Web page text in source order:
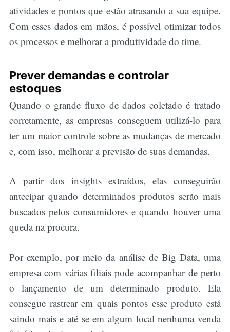
atividades e pontos que estão atrasando a sua equipe.
Com esses dados em mãos, é possível otimizar todos
os processos e melhorar a produtividade do time.
Prever demandas e controlar
estoques
Quando o grande fluxo de dados coletado é tratado
corretamente, as empresas conseguem utilizá-lo para
ter um maior controle sobre as mudanças de mercado
e, com isso, melhorar a previsão de suas demandas.
A partir dos insights extraídos, elas conseguirão
antecipar quando determinados produtos serão mais
buscados pelos consumidores e quando houver uma
queda na procura.
Por exemplo, por meio da análise de Big Data, uma
empresa com várias filiais pode acompanhar de perto
o lançamento de um determinado produto. Ela
consegue rastrear em quais pontos esse produto está
saindo mais e até se em algum local nenhuma venda